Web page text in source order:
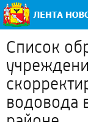
Список
водовода